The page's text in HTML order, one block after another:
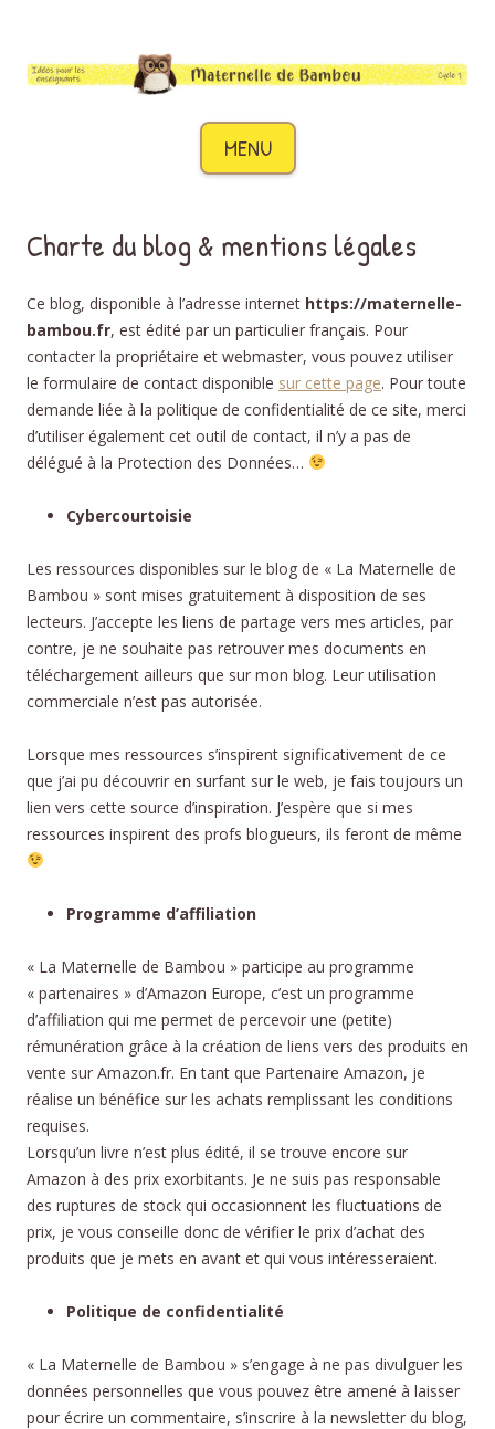
MENU
Aller au contenu
Charte du blog & mentions légales
Ce blog, disponible à l’adresse internet https://maternelle-
bambou.fr, est édité par un particulier français. Pour
contacter la propriétaire et webmaster, vous pouvez utiliser
le formulaire de contact disponible sur cette page. Pour toute
demande liée à la politique de confidentialité de ce site, merci
d’utiliser également cet outil de contact, il n’y a pas de
délégué à la Protection des Données…
Cybercourtoisie
Les ressources disponibles sur le blog de « La Maternelle de
Bambou » sont mises gratuitement à disposition de ses
lecteurs. J’accepte les liens de partage vers mes articles, par
contre, je ne souhaite pas retrouver mes documents en
téléchargement ailleurs que sur mon blog. Leur utilisation
commerciale n’est pas autorisée.
Lorsque mes ressources s’inspirent significativement de ce
que j’ai pu découvrir en surfant sur le web, je fais toujours un
lien vers cette source d’inspiration. J’espère que si mes
ressources inspirent des profs blogueurs, ils feront de même
Programme d’affiliation
« La Maternelle de Bambou » participe au programme
« partenaires » d’Amazon Europe, c’est un programme
d’affiliation qui me permet de percevoir une (petite)
rémunération grâce à la création de liens vers des produits en
vente sur Amazon.fr. En tant que Partenaire Amazon, je
réalise un bénéfice sur les achats remplissant les conditions
requises.
Lorsqu’un livre n’est plus édité, il se trouve encore sur
Amazon à des prix exorbitants. Je ne suis pas responsable
des ruptures de stock qui occasionnent les fluctuations de
prix, je vous conseille donc de vérifier le prix d’achat des
produits que je mets en avant et qui vous intéresseraient.
Politique de confidentialité
« La Maternelle de Bambou » s’engage à ne pas divulguer les
données personnelles que vous pouvez être amené à laisser
pour écrire un commentaire, s’inscrire à la newsletter du blog,